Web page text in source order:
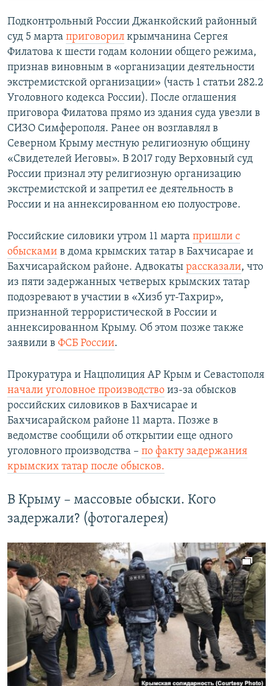
Подконтрольный России Джанкойский районный
суд 5 марта приговорил крымчанина Сергея
Филатова к шести годам колонии общего режима,
признав виновным в «​организации деятельности
экстремистской организации»​ (часть 1 статьи 282.2
Уголовного кодекса России). После оглашения
приговора Филатова прямо из здания суда увезли в
СИЗО Симферополя. Ранее он возглавлял в
Северном Крыму местную религиозную общину
«Свидетелей Иеговы». В 2017 году Верховный суд
России признал эту религиозную организацию
экстремистской и запретил ее деятельность в
России и на аннексированном ею полуострове.
Российские силовики утром 11 марта пришли с
обысками в дома крымских татар в Бахчисарае и
Бахчисарайском районе. Адвокаты рассказали, что
из пяти задержанных четверых крымских татар
подозревают в участии в «Хизб ут-Тахрир»,
признанной террористической в России и
аннексированном Крыму. Об этом позже также
заявили в ФСБ России.
Прокуратура и Нацполиция АР Крым и Севастополя
начали уголовное производство из-за обысков
российских силовиков в Бахчисарае и
Бахчисарайском районе 11 марта. Позже в
ведомстве сообщили об открытии еще одного
уголовного производства – по факту задержания
крымских татар после обысков.
В Крыму – массовые обыски. Кого
задержали? (фотогалерея)